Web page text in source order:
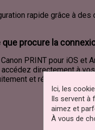
rapide grâce à
procure la
PRINT pour iOS
directement à
et révolutionnez
Ici, les
Ils servent à
aimez et
À vous de